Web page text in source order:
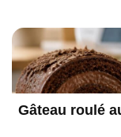
Gâteau roulé